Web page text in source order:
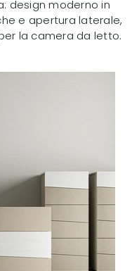
design moderno in
e apertura laterale,
la camera da letto.